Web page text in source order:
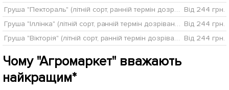
Груша "Пектораль" (літній сорт, ранній термін дозрівання) Від 244 грн.
Груша "Іллінка" (літній сорт, ранній термін дозрівання) Від 244 грн.
Груша "Вікторія" (літній сорт, ранній термін дозрівання) Від 244 грн.
Чому "Агромаркет" вважають
найкращим*